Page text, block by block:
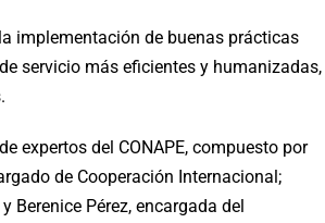
implementación de buenas prácticas
servicio más eficientes y humanizadas,
expertos del CONAPE, compuesto por
de Cooperación Internacional;
Berenice Pérez, encargada del